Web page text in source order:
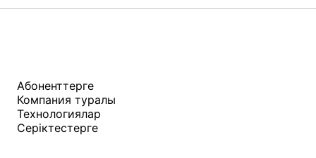
Абоненттерге
Компания туралы
Технологиялар
Серіктестерге